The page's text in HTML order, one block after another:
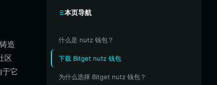
造
区
它
本页导航
什么是 nutz 钱包？
下载 Bitget nutz 钱包
为什么选择 Bitget nutz 钱包？